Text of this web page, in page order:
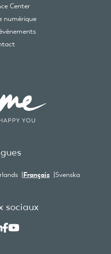
Center
numérique
Français Svenska
sociaux